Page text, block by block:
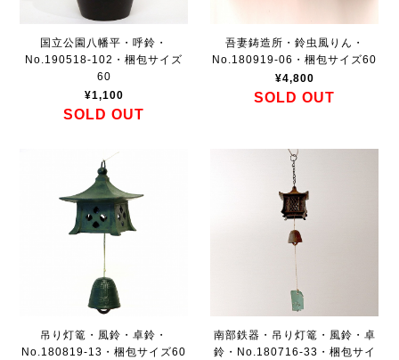
国立公園八幡平・呼鈴・
No.190518-102・梱包サイズ
60
¥1,100
SOLD OUT
吾妻鋳造所・鈴虫風りん・
No.180919-06・梱包サイズ60
¥4,800
SOLD OUT
吊り灯篭・風鈴・卓鈴・
No.180819-13・梱包サイズ60
南部鉄器・吊り灯篭・風鈴・卓
鈴・No.180716-33・梱包サイ